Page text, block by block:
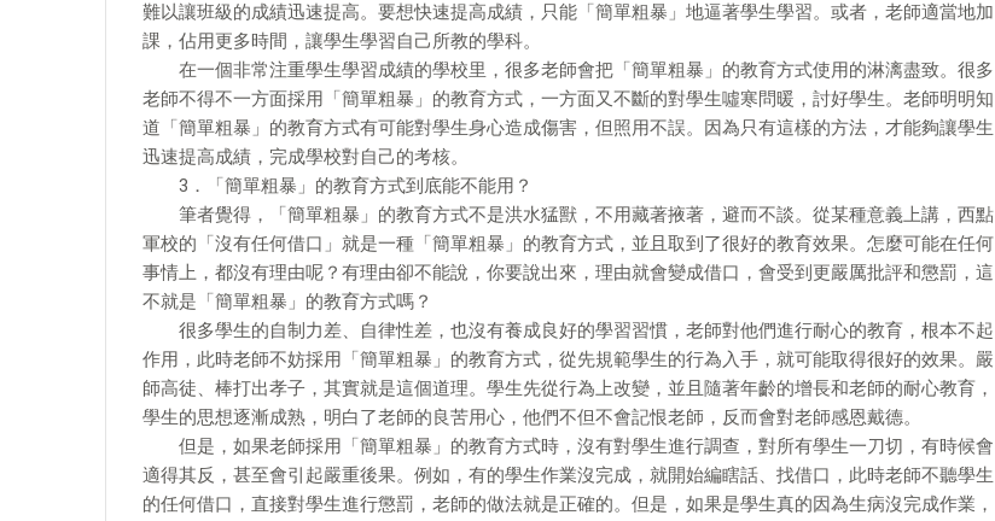
難以讓班級的成績迅速提高。要想快速提高成績，只能「簡單粗暴」地逼著學生學習。或者，老師適當地加
課，佔用更多時間，讓學生學習自己所教的學科。
在一個非常注重學生學習成績的學校里，很多老師會把「簡單粗暴」的教育方式使用的淋漓盡致。很多
老師不得不一方面採用「簡單粗暴」的教育方式，一方面又不斷的對學生噓寒問暖，討好學生。老師明明知
道「簡單粗暴」的教育方式有可能對學生身心造成傷害，但照用不誤。因為只有這樣的方法，才能夠讓學生
迅速提高成績，完成學校對自己的考核。
3．「簡單粗暴」的教育方式到底能不能用？
筆者覺得，「簡單粗暴」的教育方式不是洪水猛獸，不用藏著掖著，避而不談。從某種意義上講，西點
軍校的「沒有任何借口」就是一種「簡單粗暴」的教育方式，並且取到了很好的教育效果。怎麼可能在任何
事情上，都沒有理由呢？有理由卻不能說，你要說出來，理由就會變成借口，會受到更嚴厲批評和懲罰，這
不就是「簡單粗暴」的教育方式嗎？
很多學生的自制力差、自律性差，也沒有養成良好的學習習慣，老師對他們進行耐心的教育，根本不起
作用，此時老師不妨採用「簡單粗暴」的教育方式，從先規範學生的行為入手，就可能取得很好的效果。嚴
師高徒、棒打出孝子，其實就是這個道理。學生先從行為上改變，並且隨著年齡的增長和老師的耐心教育，
學生的思想逐漸成熟，明白了老師的良苦用心，他們不但不會記恨老師，反而會對老師感恩戴德。
但是，如果老師採用「簡單粗暴」的教育方式時，沒有對學生進行調查，對所有學生一刀切，有時候會
適得其反，甚至會引起嚴重後果。例如，有的學生作業沒完成，就開始編瞎話、找借口，此時老師不聽學生
的任何借口，直接對學生進行懲罰，老師的做法就是正確的。但是，如果是學生真的因為生病沒完成作業，